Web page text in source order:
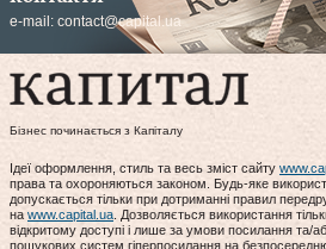
e-mail: contact@capital.ua
Бізнес починається з Капіталу
Ідеї оформлення, стиль та весь зміст сайту
права та охороняються законом. Будь-яке
допускається тільки при дотриманні правил
на www.capital.ua . Дозволяється використання
відкритому доступі і лише за умови посилання та/
пошукових систем гіперпосилання на